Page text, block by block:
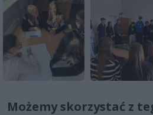
Możemy skorzystać z